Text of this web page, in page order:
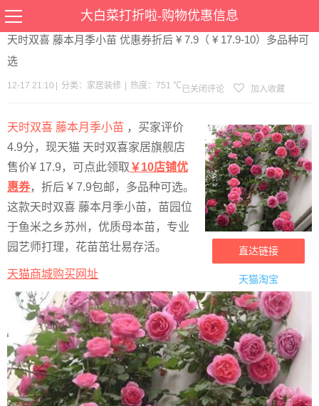
大白菜打折啦-购物优惠信息
当前位置： 优惠>家居装修>文章详情
天时双喜 藤本月季小苗 优惠券折后 ¥ 7.9（ ¥ 17.9-10）多品种可
选
12-17 21:10 分类： 家居装修 热度：751 ℃ 已关闭评论 加入收藏
直达链接
天猫淘宝
天时双喜 藤本月季小苗 ，买家评价
4.9分，现天猫 天时双喜家居旗舰店
售价¥ 17.9，可点此领取 ￥10店铺优
惠券，折后 ¥ 7.9包邮，多品种可选。
这款天时双喜 藤本月季小苗，苗园位
于鱼米之乡苏州，优质母本苗，专业
园艺师打理，花苗茁壮易存活。
天猫商城购买网址